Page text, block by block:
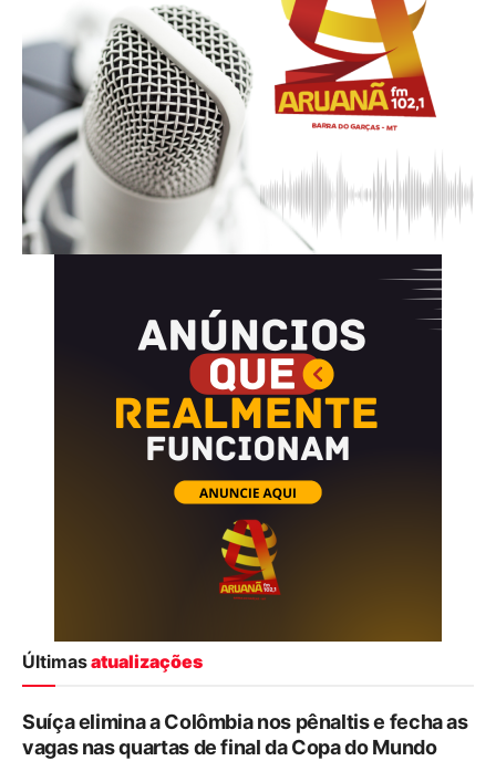
Últimasatualizações
Suíça elimina a Colômbia nos pênaltis e fecha as
vagas nas quartas de final da Copa do Mundo